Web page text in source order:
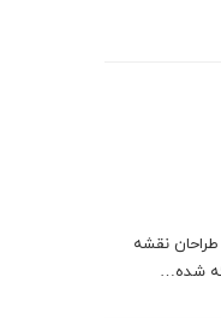
طراحان نقشه
شده…